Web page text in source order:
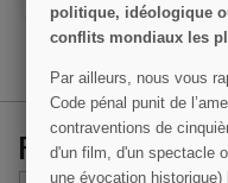
RECEVEZ NOS
politique, idéologique
conflits mondiaux les
Par ailleurs, nous vous
Code pénal punit de
contraventions de
d'un film, d'un spectacle
une évocation historique)